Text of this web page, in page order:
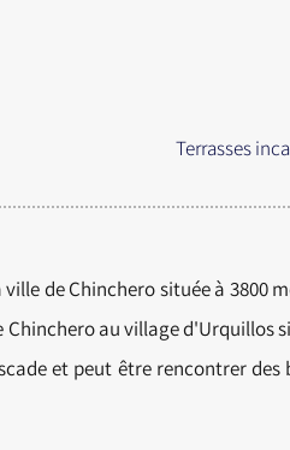
Terrasses
de Chinchero située à 3800
au village d'Urquillos
et peut être rencontrerdes